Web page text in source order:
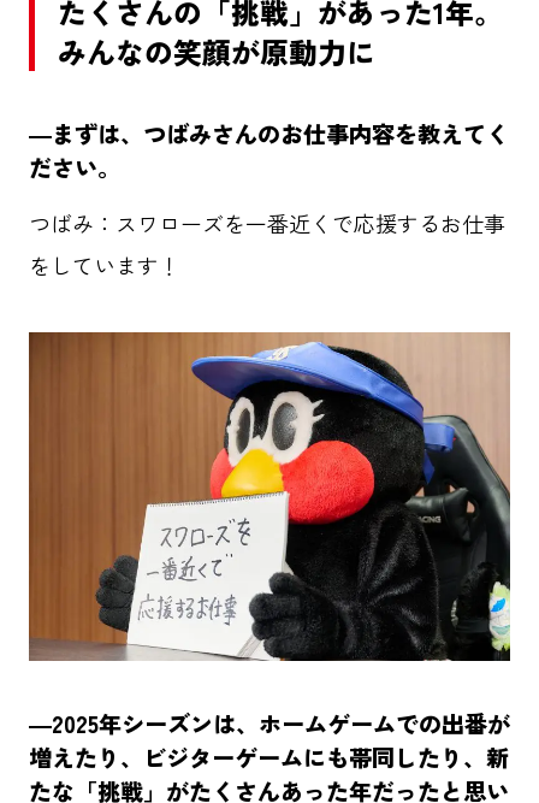
たくさんの「挑戦」があった1年。
みんなの笑顔が原動力に
―まずは、つばみさんのお仕事内容を教えてく
ださい。
つばみ：スワローズを一番近くで応援するお仕事
をしています！
―2025年シーズンは、ホームゲームでの出番が
増えたり、ビジターゲームにも帯同したり、新
たな「挑戦」がたくさんあった年だったと思い